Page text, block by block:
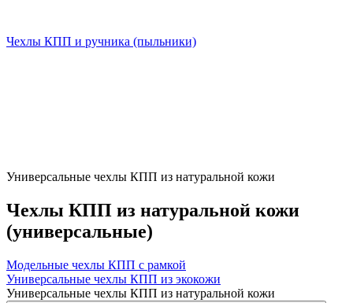
Чехлы КПП и ручника (пыльники)
Универсальные чехлы КПП из натуральной кожи
Чехлы КПП из натуральной кожи
(универсальные)
Модельные чехлы КПП с рамкой
Универсальные чехлы КПП из экокожи
Универсальные чехлы КПП из натуральной кожи